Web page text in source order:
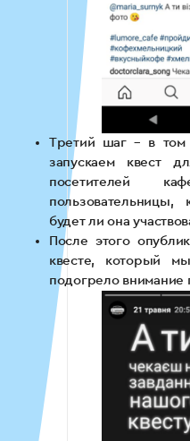
Третий шаг – в
запускаем квест
посетителей
пользовательницы,
будет ли она
После этого
квесте, который
подогрело внимание